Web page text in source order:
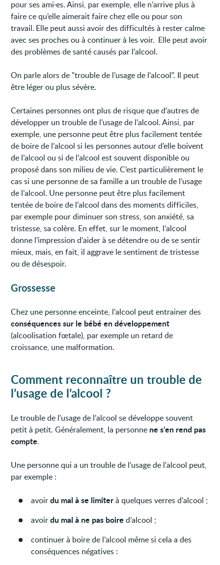
pour ses ami·es. Ainsi, par exemple, elle n’arrive plus à
faire ce qu’elle aimerait faire chez elle ou pour son
travail. Elle peut aussi avoir des difficultés à rester calme
avec ses proches ou à continuer à les voir. Elle peut avoir
des problèmes de santé causés par l’alcool.
On parle alors de "trouble de l’usage de l'alcool". Il peut
être léger ou plus sévère.
Certaines personnes ont plus de risque que d’autres de
développer un trouble de l’usage de l’alcool. Ainsi, par
exemple, une personne peut être plus facilement tentée
de boire de l’alcool si les personnes autour d’elle boivent
de l’alcool ou si de l’alcool est souvent disponible ou
proposé dans son milieu de vie. C’est particulièrement le
cas si une personne de sa famille a un trouble de l’usage
de l’alcool. Une personne peut être plus facilement
tentée de boire de l’alcool dans des moments difficiles,
par exemple pour diminuer son stress, son anxiété, sa
tristesse, sa colère. En effet, sur le moment, l’alcool
donne l’impression d’aider à se détendre ou de se sentir
mieux, mais, en fait, il aggrave le sentiment de tristesse
ou de désespoir.
Grossesse
Chez une personne enceinte, l’alcool peut entrainer des
conséquences sur le bébé en développement
(alcoolisation fœtale), par exemple un retard de
croissance, une malformation.
Comment reconnaître un trouble de
l’usage de l’alcool ?
Le trouble de l’usage de l’alcool se développe souvent
petit à petit. Généralement, la personne ne s’en rend pas
compte.
Une personne qui a un trouble de l’usage de l'alcool peut,
par exemple :
avoirdu mal à se limiterà quelques verres d’alcool ;
avoirdu mal à ne pas boire d’alcool ;
continuer à boire de l’alcool même si cela a des
conséquences négatives :